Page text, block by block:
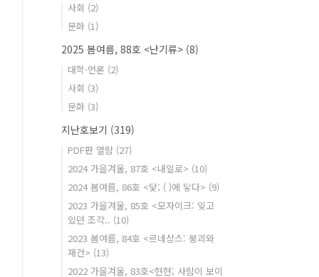
사회 (2)
문화 (1)
2025 봄여름, 88호 <난기류> (8)
대학·언론 (2)
사회 (3)
문화 (3)
지난호보기 (319)
PDF판 열람 (27)
2024 가을겨울, 87호 <내일로> (10)
2024 봄여름, 86호 <닻; ( )에 닿다> (9)
2023 가을겨울, 85호 <모자이크: 잊고
있던 조각.. (10)
2023 봄여름, 84호 <르네상스: 붕괴와
재건> (13)
2022 가을겨울, 83호<현현; 사람이 보이